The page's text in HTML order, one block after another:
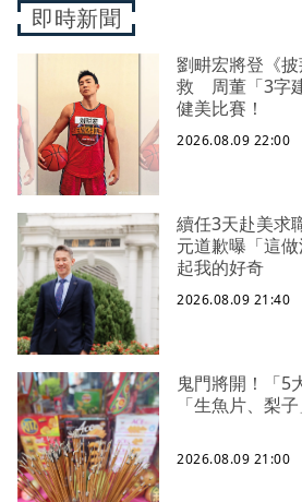
即時新聞
劉畊宏將登《
救 周董「3字
健美比賽！
2026.08.09 22:00
續任3天赴美
元道歉曝「這
起我的好奇
2026.08.09 21:40
鬼門將開！「5
「生魚片、梨
2026.08.09 21:00